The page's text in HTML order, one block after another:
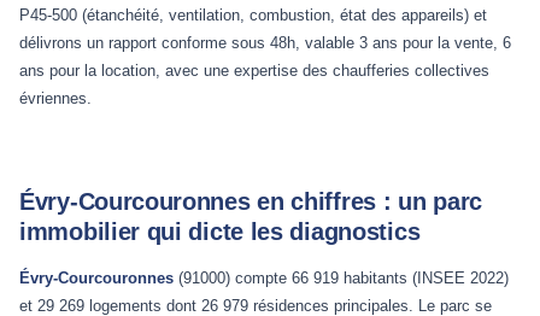
P45-500 (étanchéité, ventilation, combustion, état des appareils) et
délivrons un rapport conforme sous 48h, valable 3 ans pour la vente, 6
ans pour la location, avec une expertise des chaufferies collectives
évriennes.
Évry-Courcouronnes en chiffres : un parc
immobilier qui dicte les diagnostics
Évry-Courcouronnes (91000) compte 66 919 habitants (INSEE 2022)
et 29 269 logements dont 26 979 résidences principales. Le parc se